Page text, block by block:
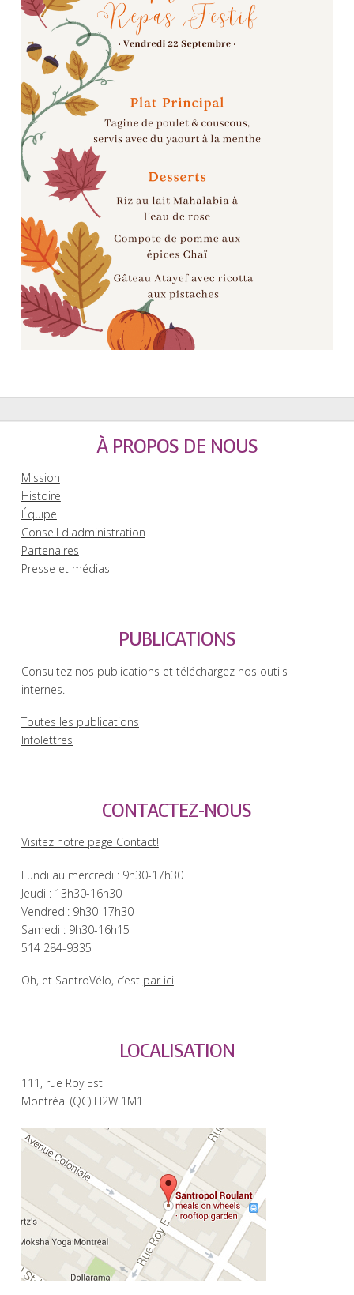
À PROPOS DE NOUS
Mission
Histoire
Équipe
Conseil d'administration
Partenaires
Presse et médias
PUBLICATIONS
Consultez nos publications et téléchargez nos outils
internes.
Toutes les publications
Infolettres
CONTACTEZ-NOUS
Visitez notre page Contact!
Lundi au mercredi : 9h30-17h30
Jeudi : 13h30-16h30
Vendredi: 9h30-17h30
Samedi : 9h30-16h15
514 284-9335
Oh, et SantroVélo, c’est par ici!
LOCALISATION
111, rue Roy Est
Montréal (QC) H2W 1M1